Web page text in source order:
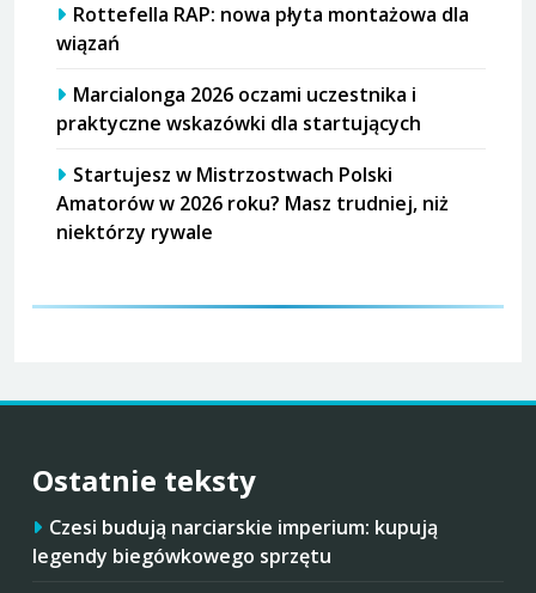
Rottefella RAP: nowa płyta montażowa dla
wiązań
Marcialonga 2026 oczami uczestnika i
praktyczne wskazówki dla startujących
Startujesz w Mistrzostwach Polski
Amatorów w 2026 roku? Masz trudniej, niż
niektórzy rywale
Ostatnie teksty
Czesi budują narciarskie imperium: kupują
legendy biegówkowego sprzętu